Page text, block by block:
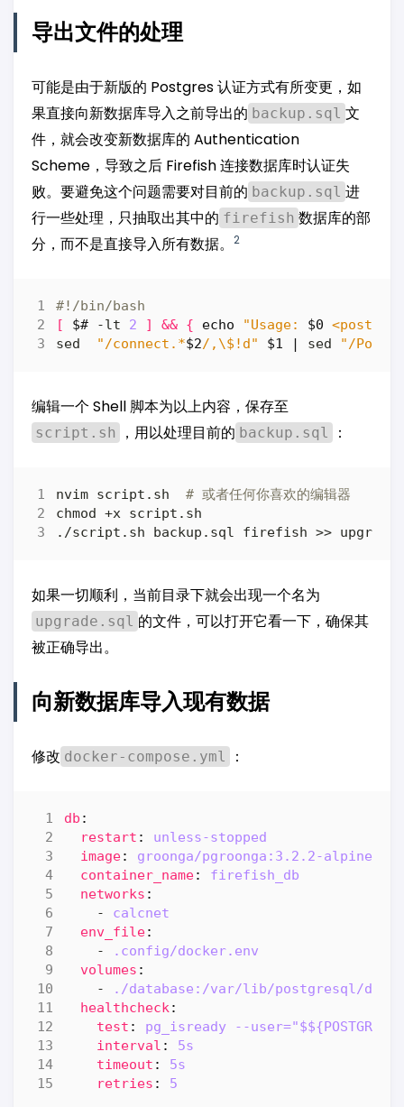
导出文件的处理
可能是由于新版的 Postgres 认证方式有所变更，如
果直接向新数据库导入之前导出的 backup.sql 文
件，就会改变新数据库的 Authentication
Scheme，导致之后 Firefish 连接数据库时认证失
败。要避免这个问题需要对目前的 backup.sql 进
行一些处理，只抽取出其中的 firefish 数据库的部
分，而不是直接导入所有数据。
2
[
$# -lt 2 ] && { echo "Usage: $0
sed "/connect.*$2/,\$!d" $1 sed "/
编辑一个 Shell 脚本为以上内容，保存至
script.sh ，用以处理目前的 backup.sql ：
nvim script.sh # 或者任何你喜欢的编辑器
如果一切顺利，当前目录下就会出现一个名为
upgrade.sql 的文件，可以打开它看一下，确保其
被正确导出。
向新数据库导入现有数据
修改 docker-compose.yml ：
db :
restart :
unless-stopped
image:
groonga/pgroonga:3.2.2-alpine-
container_name:
firefish_db
networks :
- calcnet
env_file:
-
.config/docker.env
volumes :
-
./database:/var/lib/postgresql/data
healthcheck:
test :
pg_isready --
interval :
5s
timeout :
5s
retries : 5